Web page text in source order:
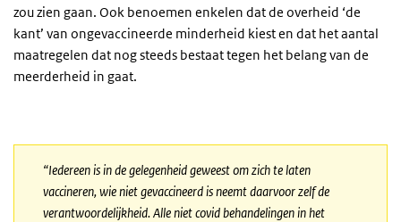
zou zien gaan. Ook benoemen enkelen dat de overheid ‘de
kant’ van ongevaccineerde minderheid kiest en dat het aantal
maatregelen dat nog steeds bestaat tegen het belang van de
meerderheid in gaat.
“Iedereen is in de gelegenheid geweest om zich te laten
vaccineren, wie niet gevaccineerd is neemt daarvoor zelf de
verantwoordelijkheid. Alle niet covid behandelingen in het